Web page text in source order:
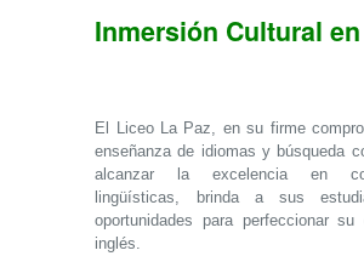
Inmersión Cultural
El Liceo La Paz, en su firme
enseñanza de idiomas y búsqueda
alcanzar la excelencia en
lingüísticas, brinda a sus
oportunidades para perfeccionar su
inglés.